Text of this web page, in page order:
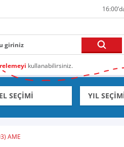
kullanabilirsiniz.
AME